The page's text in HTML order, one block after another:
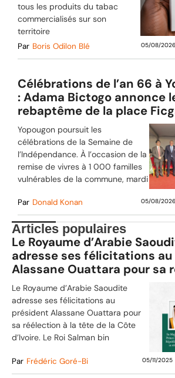
tous les produits du tabac
commercialisés sur son
territoire
Par Boris Odilon Blé 05/08/2026
Célébrations de l’an 66 à
: Adama Bictogo annonce
rebaptême de la place
Yopougon poursuit les
célébrations de la Semaine de
l’Indépendance. À l’occasion de la
remise de vivres à 1 000 familles
vulnérables de la commune, mardi
Par Donald Konan 05/08/2026
Articles populaires
Le Royaume d’Arabie
adresse ses félicitations
Alassane Ouattara pour sa
à la tête de la Côte d’Ivoire.
Le Royaume d’Arabie Saoudite
adresse ses félicitations au
président Alassane Ouattara pour
sa réélection à la tête de la Côte
d’Ivoire. Le Roi Salman bin
Par Frédéric Goré-Bi 05/11/2025